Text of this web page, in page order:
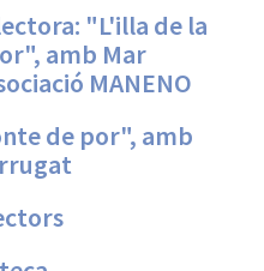
"L'illa de la
amb Mar
MANENO
de por", amb